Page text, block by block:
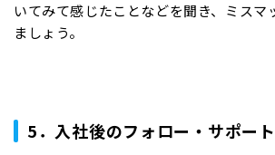
いてみて感じたことなどを聞き、ミスマ
ましょう。
5．入社後のフォロー・サポー